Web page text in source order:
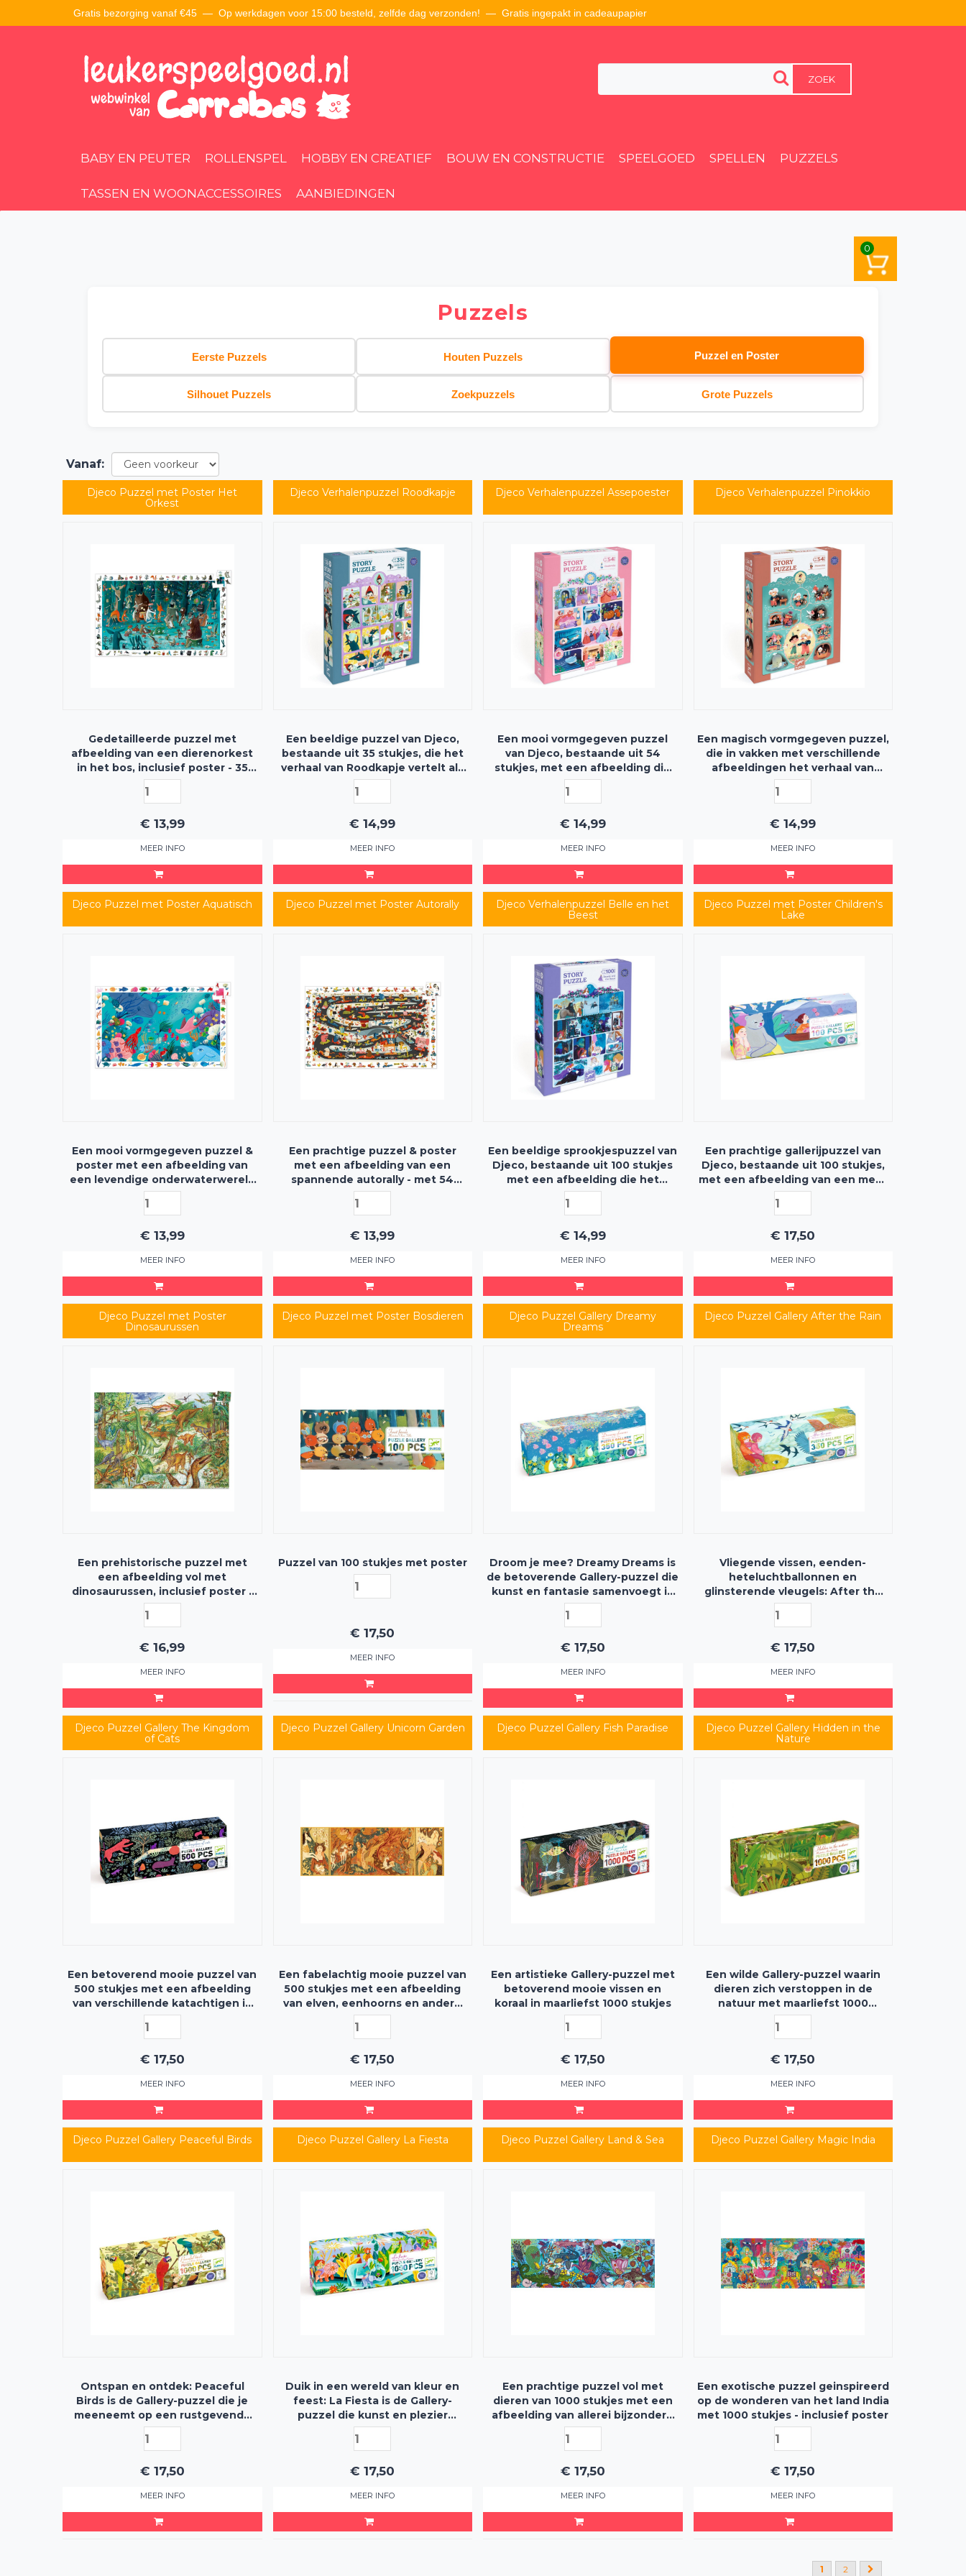
Gratis bezorging vanaf €45 — Op werkdagen voor 15:00 besteld, zelfde dag verzonden! — Gratis ingepakt in cadeaupapier
ZOEK
BABY EN PEUTER ROLLENSPEL HOBBY EN CREATIEF BOUW EN CONSTRUCTIE SPEELGOED SPELLEN PUZZELS
TASSEN EN WOONACCESSOIRES AANBIEDINGEN
0
Puzzels
Eerste Puzzels Houten Puzzels Puzzel en Poster
Silhouet Puzzels Zoekpuzzels Grote Puzzels
Vanaf:
Djeco Puzzel met Poster Het
Orkest
Gedetailleerde puzzel met
afbeelding van een dierenorkest
in het bos, inclusief poster - 35
stukjes
€ 13,99
MEER INFO
Djeco Verhalenpuzzel Roodkapje
Een beeldige puzzel van Djeco,
bestaande uit 35 stukjes, die het
verhaal van Roodkapje vertelt als
je de puzzel af hebt
€14,99
MEER INFO
Djeco Verhalenpuzzel Assepoester
Een mooi vormgegeven puzzel
van Djeco, bestaande uit 54
stukjes, met een afbeelding die
het verhaal van Assepoester
vertelt in verschillende vlakken
€ 14,99
MEER INFO
Djeco Verhalenpuzzel Pinokkio
Een magisch vormgegeven puzzel,
die in vakken met verschillende
afbeeldingen het verhaal van
Pinokkio voorstelt - 54
puzzelstukjes
€14,99
MEER INFO
Djeco Puzzel met Poster Aquatisch
Een mooi vormgegeven puzzel &
poster met een afbeelding van
een levendige onderwaterwereld
- met 54 puzzelstukjes
€ 13,99
MEER INFO
Djeco Puzzel met Poster Autorally
Een prachtige puzzel & poster
met een afbeelding van een
spannende autorally - met 54
puzzelstukjes
€13,99
MEER INFO
Djeco Verhalenpuzzel Belle en het
Beest
Een beeldige sprookjespuzzel van
Djeco, bestaande uit 100 stukjes
met een afbeelding die het
verhaal van Belle en het Beest
voorstelt
€ 14,99
MEER INFO
Djeco Puzzel met Poster Children's
Lake
Een prachtige gallerijpuzzel van
Djeco, bestaande uit 100 stukjes,
met een afbeelding van een meer
waar kinderen in spelen - inclusief
poster
€17,50
MEER INFO
Djeco Puzzel met Poster
Dinosaurussen
Een prehistorische puzzel met
een afbeelding vol met
dinosaurussen, inclusief poster -
100 stukjes
€16,99
MEER INFO
Djeco Puzzel met Poster Bosdieren
Puzzel van 100 stukjes met poster
€17,50
MEER INFO
Djeco Puzzel Gallery Dreamy
Dreams
Droom je mee? Dreamy Dreams is
de betoverende Gallery-puzzel die
kunst en fantasie samenvoegt in
350 lieflijke stukjes
€ 17,50
MEER INFO
Djeco Puzzel Gallery After the Rain
Vliegende vissen, eenden-
heteluchtballonnen en
glinsterende vleugels: After the
Rain is de sprookjesachtige
Gallery-puzzel die je meeneemt
€17,50
MEER INFO
Djeco Puzzel Gallery The Kingdom
of Cats
Een betoverend mooie puzzel van
500 stukjes met een afbeelding
van verschillende katachtigen in
een overgroeide paleistuin -
inclusief poster
€ 17,50
MEER INFO
Djeco Puzzel Gallery Unicorn Garden
Een fabelachtig mooie puzzel van
500 stukjes met een afbeelding
van elven, eenhoorns en andere
magische wezens - inclusief
poster
€17,50
MEER INFO
Djeco Puzzel Gallery Fish Paradise
Een artistieke Gallery-puzzel met
betoverend mooie vissen en
koraal in maarliefst 1000 stukjes
€ 17,50
MEER INFO
Djeco Puzzel Gallery Hidden in the
Nature
Een wilde Gallery-puzzel waarin
dieren zich verstoppen in de
natuur met maarliefst 1000
stukjes
€17,50
MEER INFO
Djeco Puzzel Gallery Peaceful Birds
Ontspan en ontdek: Peaceful
Birds is de Gallery-puzzel die je
meeneemt op een rustgevende
reis langs 1000 stukjes pure
vogelpracht!
€ 17,50
MEER INFO
Djeco Puzzel Gallery La Fiesta
Duik in een wereld van kleur en
feest: La Fiesta is de Gallery-
puzzel die kunst en plezier
samenvoegt in 1000 sprankelende
stukjes!
€17,50
MEER INFO
Djeco Puzzel Gallery Land & Sea
Een prachtige puzzel vol met
dieren van 1000 stukjes met een
afbeelding van allerei bijzondere
land- en zeedieren - inclusief
poster
€ 17,50
MEER INFO
Djeco Puzzel Gallery Magic India
Een exotische puzzel geinspireerd
op de wonderen van het land India
met 1000 stukjes - inclusief poster
€17,50
MEER INFO
1 2